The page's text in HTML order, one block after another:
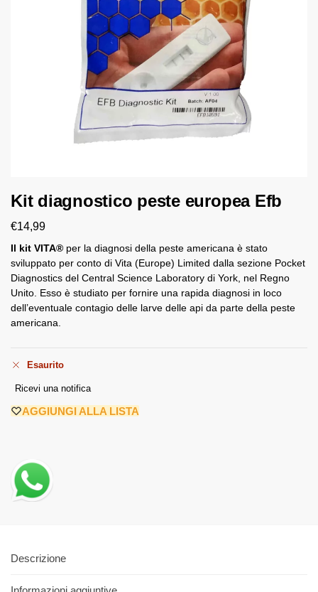
Kit diagnostico peste europea Efb
€14,99
Il kit VITA® per la diagnosi della peste americana è stato
sviluppato per conto di Vita (Europe) Limited dalla sezione Pocket
Diagnostics del Central Science Laboratory di York, nel Regno
Unito. Esso è studiato per fornire una rapida diagnosi in loco
dell’eventuale contagio delle larve delle api da parte della peste
americana.
Esaurito
Ricevi una notifica
AGGIUNGI ALLA LISTA
Descrizione